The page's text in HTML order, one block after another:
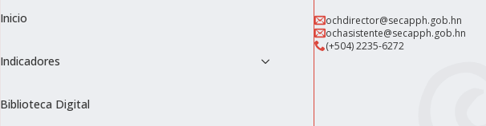
Inicio
Indicadores
Biblioteca Digital
ochdirector@secapph.gob.hn
ochasistente@secapph.gob.hn
(+504) 2235-6272